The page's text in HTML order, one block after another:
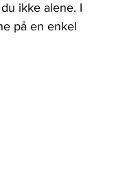
ikke alene. I
på en enkel